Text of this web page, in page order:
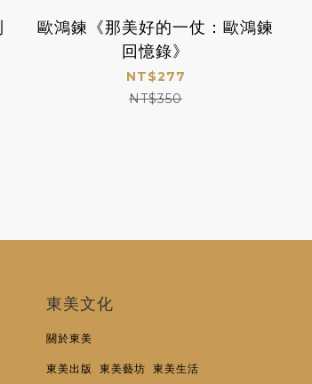
歐鴻鍊《那美好的一仗：歐鴻鍊
回憶錄》
NT$277
NT$350
東美文化
關於東美
東美出版 東美藝坊 東美生活